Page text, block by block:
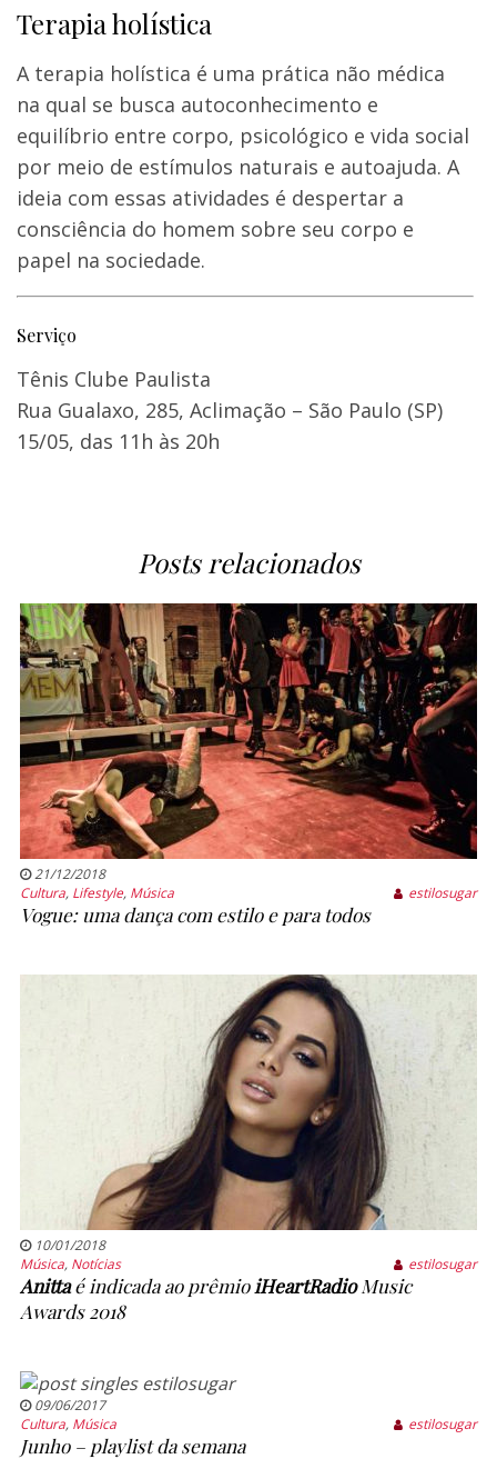
Terapia holística
A terapia holística é uma prática não médica
na qual se busca autoconhecimento e
equilíbrio entre corpo, psicológico e vida social
por meio de estímulos naturais e autoajuda. A
ideia com essas atividades é despertar a
consciência do homem sobre seu corpo e
papel na sociedade.
Serviço
Tênis Clube Paulista
Rua Gualaxo, 285, Aclimação – São Paulo (SP)
15/05, das 11h às 20h
Posts relacionados
21/12/2018
Cultura, Lifestyle, Música estilosugar
Vogue: uma dança com estilo e para todos
10/01/2018
Música, Notícias estilosugar
Anittaé indicada ao prêmioiHeartRadioMusic
Awards 2018
09/06/2017
Cultura, Música estilosugar
Junho – playlist da semana